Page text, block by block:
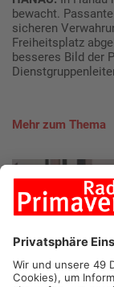
bewacht.
sicheren
Freiheitsplatz
besseres Bild der
Mehr zum Thema